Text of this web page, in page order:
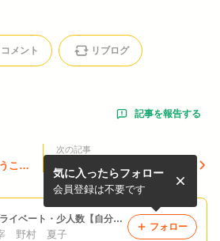
コメント リブログ
記事を報告する
こと
次の記事
客観的にみられるようになる
と・・・
板橋・ヨガ＠プライベート・少人数【自分らしく生き生きとスムーズに！】
宰 野村 夏子
気に入ったらフォロー
会員登録は不要です
フォロー